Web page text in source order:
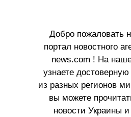
Добро пожаловать
портал новостного
news.com ! На
узнаете
из разных регионов
вы можете
новости Украины